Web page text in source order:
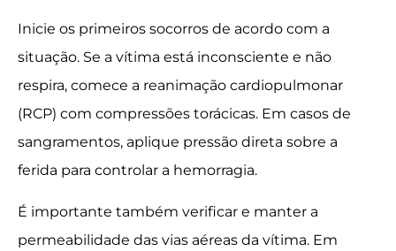
Inicie os primeiros socorros de acordo com a
situação. Se a vítima está inconsciente e não
respira, comece a reanimação cardiopulmonar
(RCP) com compressões torácicas. Em casos de
sangramentos, aplique pressão direta sobre a
ferida para controlar a hemorragia.
É importante também verificar e manter a
permeabilidade das vias aéreas da vítima. Em